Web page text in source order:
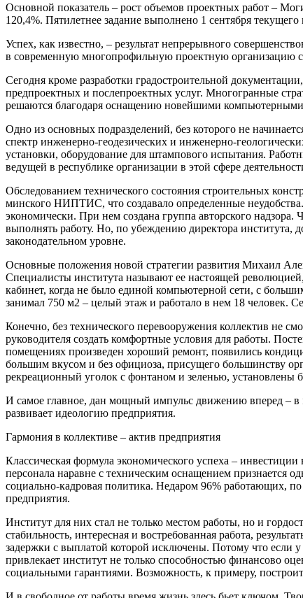
Основной показатель – рост объемов проектных работ –
120,4%. Пятилетнее задание выполнено 1 сентября текущего
Успех, как известно, – результат непрерывного
в современную многопрофильную проектную организацию
Сегодня кроме разработки градостроительной
предпроектных и послепроектных услуг. Многогранные
решаются благодаря оснащению новейшими
Одно из основных подразделений, без которого не
спектр инженерно-геодезических и инженерно-
установки, оборудование для штампового испытания.
ведущей в республике организации в этой сфере
Обследованием технического состояния строительных
минского НИПТИС, что создавало определенные
экономически. При нем создана группа авторского
выполнять работу. Но, по убеждению директора
законодательном уровне.
Основные положения новой стратегии развития Михаил
Специалисты института называют ее настоящей
кабинет, когда не было единой компьютерной сети, с
занимал 750 м2 – целый этаж и работало в нем 18 человек.
Конечно, без технического перевооружения коллектив не
руководителя создать комфортные условия для работы.
помещениях произведен хороший ремонт, появились
большим вкусом и без официоза, присущего большинству
рекреационный уголок с фонтаном и зеленью,
И самое главное, дан мощный импульс движению вперед – в
развивает идеологию предприятия.
Гармония в коллективе – актив предприятия
Классическая формула экономического успеха –
персонала наравне с техническим оснащением признается
социально-кадровая политика. Недаром 96% работающих,
предприятия.
Институт для них стал не только местом работы, но и
стабильность, интересная и востребованная работа,
задержки с выплатой которой исключены. Потому что если у
привлекает институт не только способностью финансово
социальными гарантиями. Возможность, к примеру,